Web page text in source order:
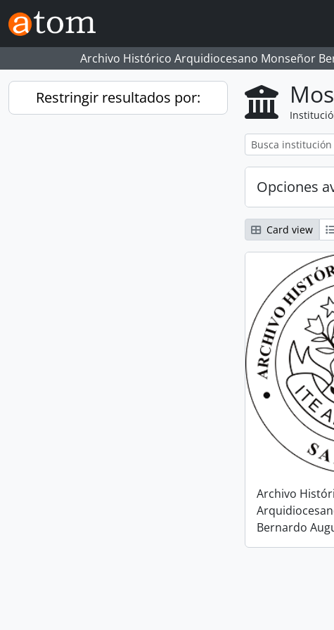
Skip to main content
Archivo Histórico Arquidiocesano Monseñor
Restringir resultados por:
Opciones
Card view
Archivo
Bernardo